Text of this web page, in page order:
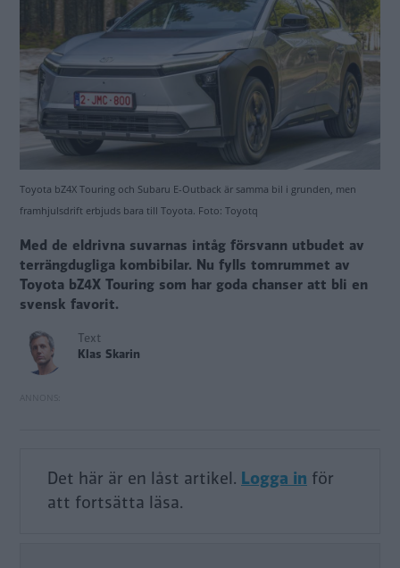
Toyota bZ4X Touring och Subaru E-Outback är samma bil i grunden, men
framhjulsdrift erbjuds bara till Toyota. Foto: Toyotq
Med de eldrivna suvarnas intåg försvann utbudet av
terrängdugliga kombibilar. Nu fylls tomrummet av
Toyota bZ4X Touring som har goda chanser att bli en
svensk favorit.
Text
Klas Skarin
Det här är en låst artikel. Logga in för
att fortsätta läsa.